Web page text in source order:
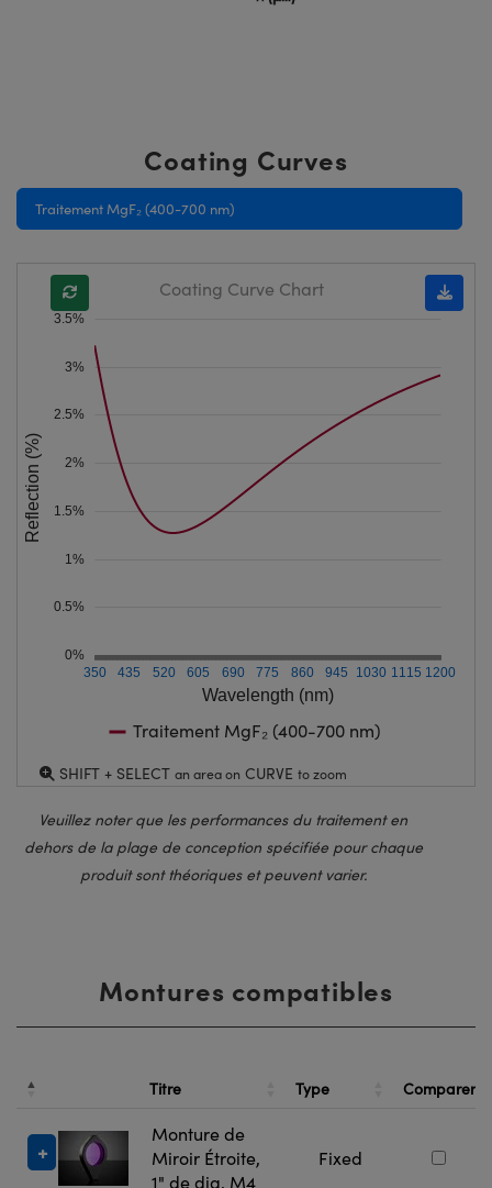
Coating Curves
Traitement MgF₂ (400-700 nm)
Wavelength (nm)
350 435 520 605 690 775 860 945 1030 1115 1200
0%
0.5%
1%
1.5%
2%
2.5%
3%
3.5%
Reflection (%)
Coating Curve Chart
Traitement MgF₂ (400-700 nm)
SHIFT + SELECT an area on CURVE to zoom
Veuillez noter que les performances du traitement en
dehors de la plage de conception spécifiée pour chaque
produit sont théoriques et peuvent varier.
Montures compatibles
Titre Type Comparer
Monture de
Miroir Étroite,
1" de dia, M4
Fixed